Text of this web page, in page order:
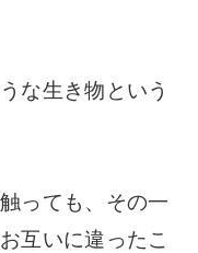
な生き物という
っても、その一
互いに違ったこ